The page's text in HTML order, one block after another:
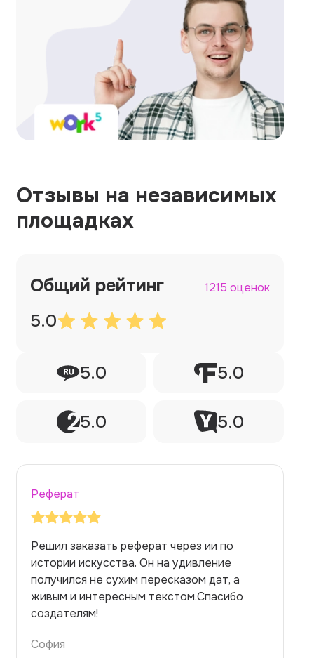
Отзывы на независимых
площадках
Общий рейтинг 1215 оценок
5.0
5.0 5.0
5.0 5.0
Реферат
Заказывала реферат с помощью нейросети
на медицинскую тему. Ожидала худшего,
но справилась. Термины использовала
правильно. Для быстрого ознакомления с
темой — идеально.
Алина